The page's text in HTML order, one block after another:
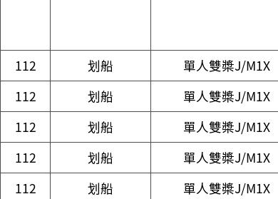
112
划船 單人雙槳J/M1X
112
划船 單人雙槳J/M1X
112
划船 單人雙槳J/M1X
112
划船 單人雙槳J/M1X
112
划船 單人雙槳J/M1X